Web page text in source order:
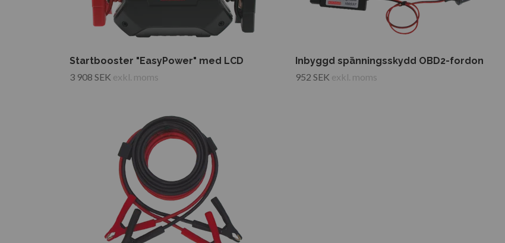
Startbooster "EasyPower" med LCD
3 908 SEK exkl. moms
Inbyggd spänningsskydd OBD2-fordon
952 SEK exkl. moms